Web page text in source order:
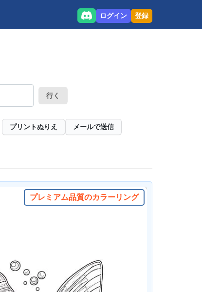
ログイン 登録
行く
プリントぬりえ メールで送信
プレミアム品質のカラーリング